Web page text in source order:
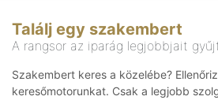
Találj egy szakembert
A rangsor az iparág legjobbjait
Szakembert keres a közelébe?
keresőmotorunkat. Csak a legjobb